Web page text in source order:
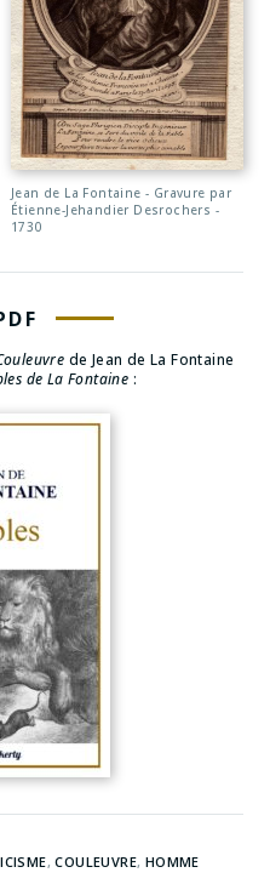
Jean de La Fontaine - Gravure par
Étienne-Jehandier Desrochers -
1730
de Jean de La Fontaine
de La Fontaine :
, COULEUVRE, HOMME